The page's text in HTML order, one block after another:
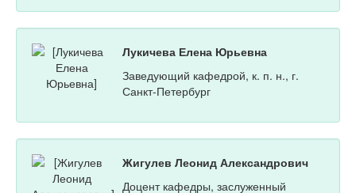
Лукичева Елена Юрьевна
Заведующий кафедрой, к. п. н., г.
Санкт-Петербург
Жигулев Леонид Александрович
Доцент кафедры, заслуженный